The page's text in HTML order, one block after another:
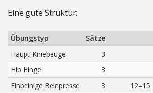
Eine gute Struktur:
Übungstyp Sätze
Haupt-Kniebeuge
3
Hip Hinge
3
Einbeinige Beinpresse
3 12–15